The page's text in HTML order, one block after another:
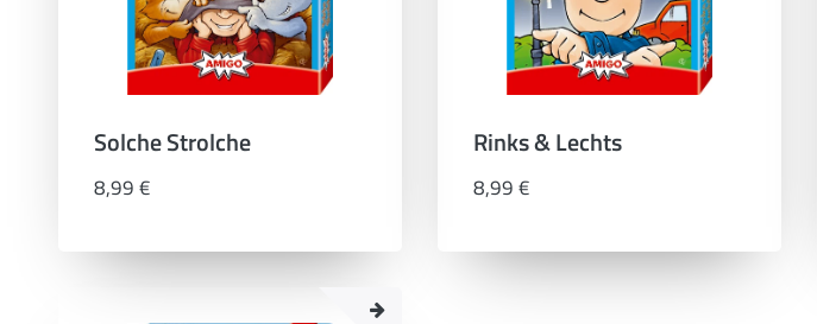
Solche Strolche
8,99 €
Rinks & Lechts
8,99 €